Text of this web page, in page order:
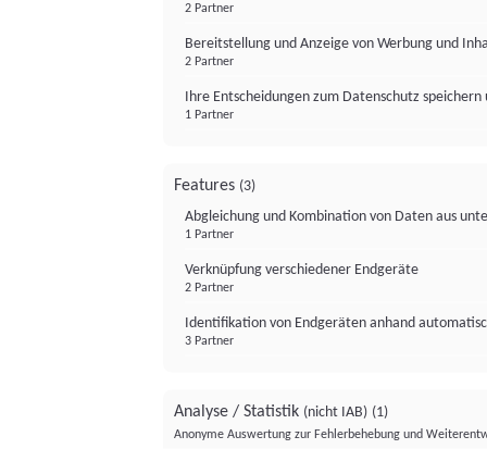
2 Partner
Bereitstellung und Anzeige von Werbung und
2 Partner
Ihre Entscheidungen zum Datenschutz
1 Partner
Features (3)
Abgleichung und Kombination von Daten aus
1 Partner
Verknüpfung verschiedener Endgeräte
2 Partner
Identifikation von Endgeräten anhand
3 Partner
Analyse / Statistik (nicht IAB) (1)
Anonyme Auswertung zur Fehlerbehebung und